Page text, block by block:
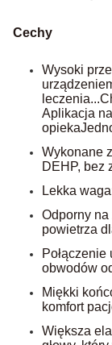
Cechy
Wysoki
leczenia...
Aplikacja
opieka
Wykonane
DEHP, bez
Lekka
Odporny na
powietrza
obwodów
Miękki
komfort
Większa